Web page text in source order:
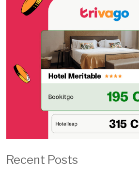
Recent Posts